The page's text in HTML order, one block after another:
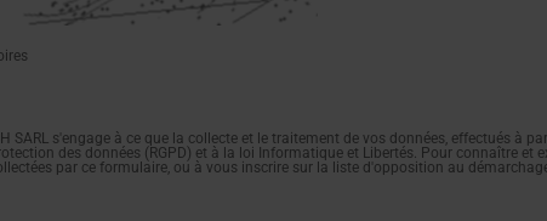
SARL s'engage à ce que la collecte et le traitement de vos données, effectués à
des données (RGPD) et à la loi Informatique et Libertés. Pour connaître
par ce formulaire, ou à vous inscrire sur la liste d'opposition au